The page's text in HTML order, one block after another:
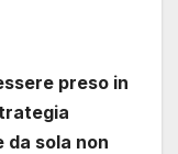
preso in
da sola non